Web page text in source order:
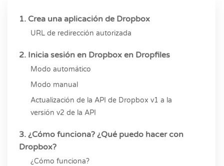
1. Crea una aplicación de Dropbox
URL de redirección autorizada
2. Inicia sesión en Dropbox en Dropfiles
Modo automático
Modo manual
Actualización de la API de Dropbox v1 a la
versión v2 de la API
3. ¿Cómo funciona? ¿Qué puedo hacer con
Dropbox?
¿Cómo funciona?